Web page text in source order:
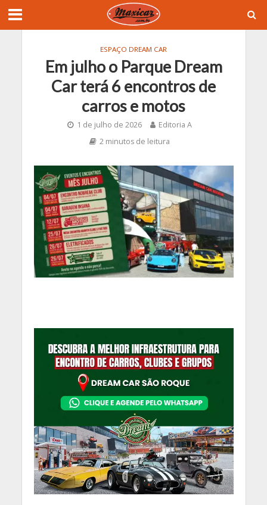
ESPAÇO DREAM CAR
Em julho o Parque Dream
Car terá 6 encontros de
carros e motos
1 de julho de 2026
Editoria A
2 minutos de leitura